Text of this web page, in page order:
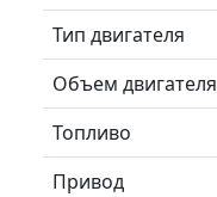
Тип двигателя
Объем двигателя
Топливо
Привод